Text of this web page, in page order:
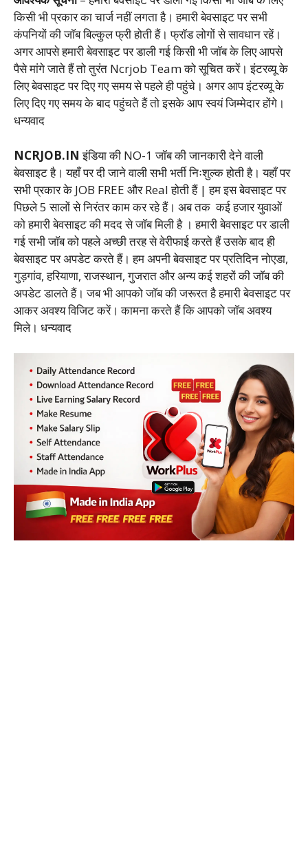
किसी भी प्रकार का चार्ज नहीं लगता है। हमारी बेवसाइट पर सभी
कंपनियों की जाॅब बिल्कुल फ्री होती हैं। फ्राॅड लोगों से सावधान रहें।
अगर आपसे हमारी बेवसाइट पर डाली गई किसी भी जाॅब के लिए आपसे
पैसे मांगे जाते हैं तो तुरंत Ncrjob Team को सूचित करें। इंटरव्यू के
लिए बेवसाइट पर दिए गए समय से पहले ही पहुंचे। अगर आप इंटरव्यू के
लिए दिए गए समय के बाद पहुंचते हैं तो इसके आप स्वयं जिम्मेदार होंगे।
धन्यवाद
NCRJOB.IN इंडिया की NO-1 जॉब की जानकारी देने वाली
बेवसाइट है। यहाँ पर दी जाने वाली सभी भर्ती निःशुल्क होती है। यहाँ पर
सभी प्रकार के JOB FREE और Real होती हैं | हम इस बेवसाइट पर
पिछले 5 सालों से निरंतर काम कर रहे हैं। अब तक कई हजार युवाओं
को हमारी बेवसाइट की मदद से जाॅब मिली है । हमारी बेवसाइट पर डाली
गई सभी जाॅब को पहले अच्छी तरह से वेरीफाई करते हैं उसके बाद ही
बेवसाइट पर अपडेट करते हैं। हम अपनी बेवसाइट पर प्रतिदिन नोएडा,
गुड़गांव, हरियाणा, राजस्थान, गुजरात और अन्य कई शहरों की जाॅब की
अपडेट डालते हैं। जब भी आपको जाॅब की जरूरत है हमारी बेवसाइट पर
आकर अवश्य विजिट करें। कामना करते हैं कि आपको जाॅब अवश्य
मिले। धन्यवाद